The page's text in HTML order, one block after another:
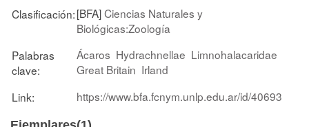
Clasificación:[BFA]Ciencias Naturales y
Biológicas:Zoología
Palabras
clave:
Ácaros Hydrachnellae Limnohalacaridae
Great Britain Irland
Link:
https://www.bfa.fcnym.unlp.edu.ar/id/40693